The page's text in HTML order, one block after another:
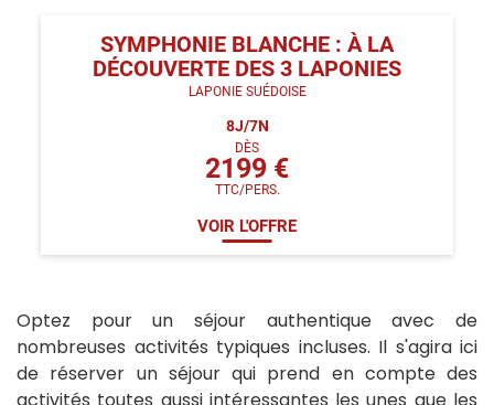
SYMPHONIE BLANCHE : À LA
DÉCOUVERTE DES 3 LAPONIES
LAPONIE SUÉDOISE
8J/7N
DÈS
2199 €
TTC/PERS.
VOIR L'OFFRE
Optez pour un séjour authentique avec de
nombreuses activités typiques incluses. Il s'agira ici
de réserver un séjour qui prend en compte des
activités toutes aussi intéressantes les unes que les